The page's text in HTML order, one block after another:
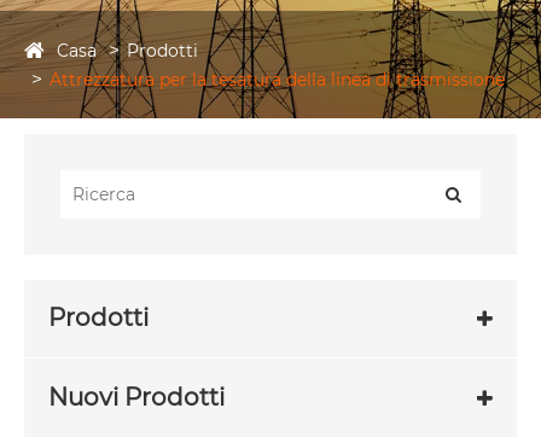
Casa
Prodotti
Attrezzatura per la tesatura della linea di trasmissione
Prodotti
Nuovi Prodotti